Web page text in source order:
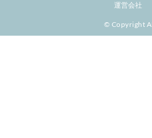
運営会社
© Copyright